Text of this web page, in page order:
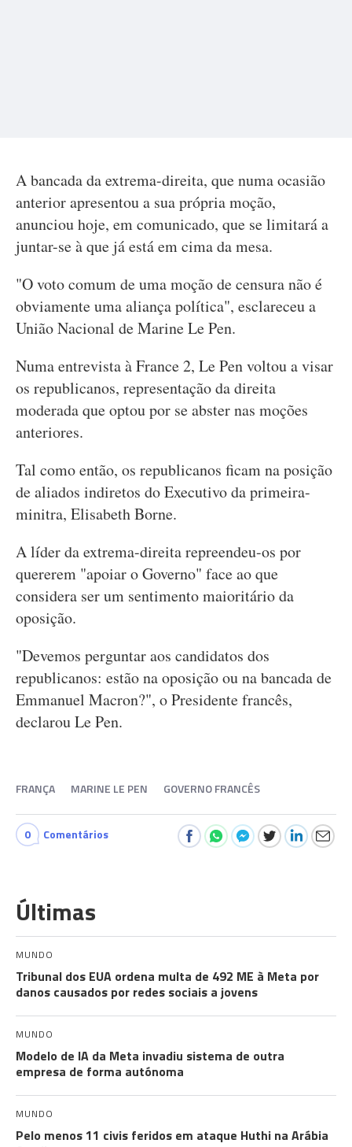
A bancada da extrema-direita, que numa ocasião
anterior apresentou a sua própria moção,
anunciou hoje, em comunicado, que se limitará a
juntar-se à que já está em cima da mesa.
"O voto comum de uma moção de censura não é
obviamente uma aliança política", esclareceu a
União Nacional de Marine Le Pen.
Numa entrevista à France 2, Le Pen voltou a visar
os republicanos, representação da direita
moderada que optou por se abster nas moções
anteriores.
Tal como então, os republicanos ficam na posição
de aliados indiretos do Executivo da primeira-
minitra, Elisabeth Borne.
A líder da extrema-direita repreendeu-os por
quererem "apoiar o Governo" face ao que
considera ser um sentimento maioritário da
oposição.
"Devemos perguntar aos candidatos dos
republicanos: estão na oposição ou na bancada de
Emmanuel Macron?", o Presidente francês,
declarou Le Pen.
FRANÇA MARINE LE PEN GOVERNO FRANCÊS
0 Comentários
Últimas
MUNDO
Tribunal dos EUA ordena multa de 492 ME à Meta por
danos causados por redes sociais a jovens
MUNDO
Modelo de IA da Meta invadiu sistema de outra
empresa de forma autónoma
MUNDO
Pelo menos 11 civis feridos em ataque Huthi na Arábia